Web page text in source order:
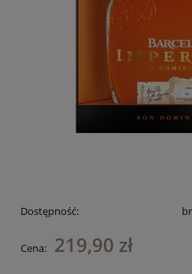
Dostępność:
Cena: 219,90 zł